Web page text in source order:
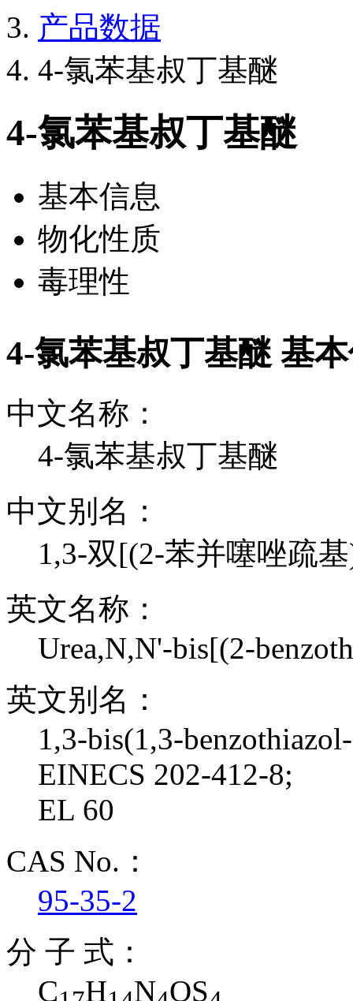
产品数据
4-氯苯基叔丁基醚
4-氯苯基叔丁基醚
基本信息
物化性质
毒理性
4-氯苯基叔丁基醚 基
中文名称：
4-氯苯基叔丁基醚
中文别名：
1,3-双[(2-苯并噻唑疏
英文名称：
Urea,N,N'-bis[(2-
英文别名：
1,3-bis(1,3-
EINECS 202-412-8;
EL 60
CAS No.：
95-35-2
分 子 式：
C
H N OS